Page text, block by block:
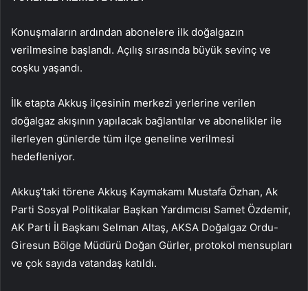
Konuşmaların ardından abonelere ilk doğalgazın
verilmesine başlandı. Açılış sırasında büyük sevinç ve
coşku yaşandı.
İlk etapta Akkuş ilçesinin merkezi yerlerine verilen
doğalgaz akışının yapılacak bağlantılar ve abonelikler ile
ilerleyen günlerde tüm ilçe geneline verilmesi
hedefleniyor.
Akkuş’taki törene Akkuş Kaymakamı Mustafa Özhan, Ak
Parti Sosyal Politikalar Başkan Yardımcısı Samet Özdemir,
AK Parti İl Başkanı Selman Altaş, AKSA Doğalgaz Ordu-
Giresun Bölge Müdürü Doğan Gürler, protokol mensupları
ve çok sayıda vatandaş katıldı.